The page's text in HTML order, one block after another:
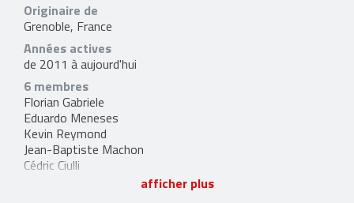
Originaire de
Grenoble, France
Années actives
de 2011 à aujourd'hui
6 membres
Florian Gabriele
Eduardo Meneses
Kevin Reymond
Jean-Baptiste Machon
Cédric Ciulli
afficher plus